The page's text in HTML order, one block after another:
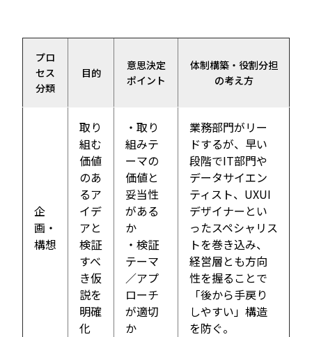
プロ
セス
分類
目的
意思決定
ポイント
体制構築・役割分担
の考え方
企
画・
構想
取り
組む
価値
のあ
るア
イデ
アと
検証
すべ
き仮
説を
明確
化
・取り
組みテ
ーマの
価値と
妥当性
がある
か
・検証
テーマ
／アプ
ローチ
が適切
か
業務部門がリー
ドするが、早い
段階でIT部門や
データサイエン
ティスト、UXUI
デザイナーとい
ったスペシャリス
トを巻き込み、
経営層とも方向
性を握ることで
「後から手戻り
しやすい」構造
を防ぐ。